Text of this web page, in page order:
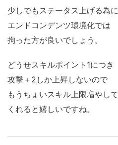
少しでもステータス上げる為に
エンドコンデンツ環境化では
拘った方が良いでしょう。
どうせスキルポイント1につき
攻撃＋2しか上昇しないので
もうちょいスキル上限増やして
くれると嬉しいですね。